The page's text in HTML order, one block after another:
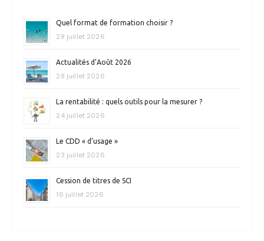
Quel format de formation choisir ?
28 juillet 2026
Actualités d’Août 2026
28 juillet 2026
La rentabilité : quels outils pour la mesurer ?
24 juillet 2026
Le CDD « d’usage »
23 juillet 2026
Cession de titres de SCI
16 juillet 2026